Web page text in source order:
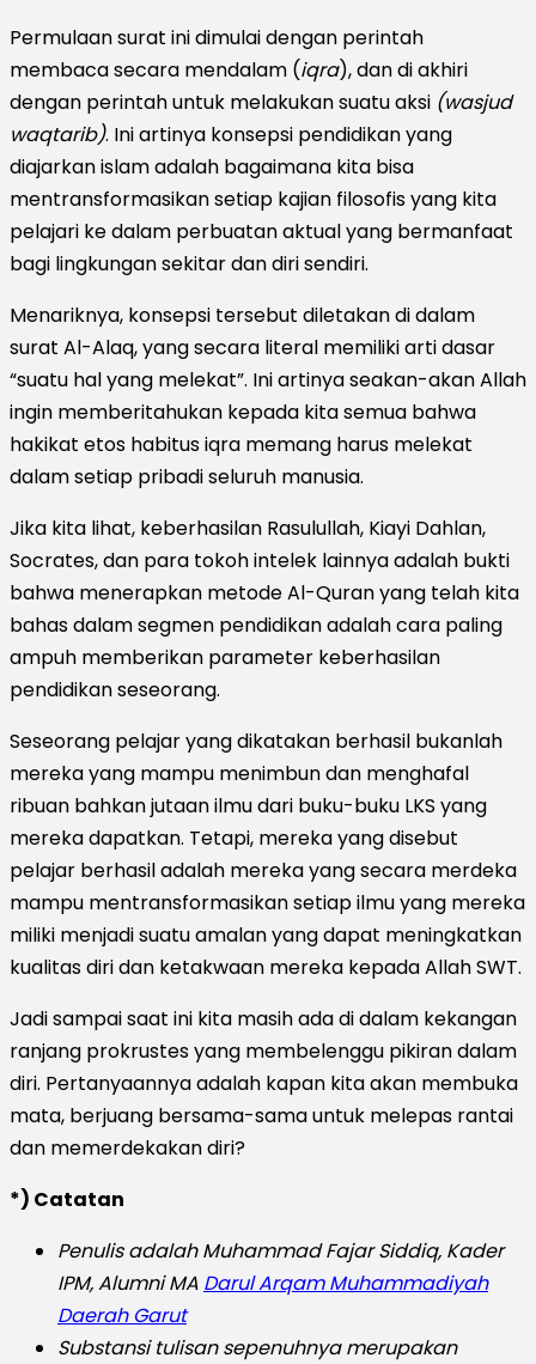
Permulaan surat ini dimulai dengan perintah
membaca secara mendalam (iqra), dan di akhiri
dengan perintah untuk melakukan suatu aksi (wasjud
waqtarib). Ini artinya konsepsi pendidikan yang
diajarkan islam adalah bagaimana kita bisa
mentransformasikan setiap kajian filosofis yang kita
pelajari ke dalam perbuatan aktual yang bermanfaat
bagi lingkungan sekitar dan diri sendiri.
Menariknya, konsepsi tersebut diletakan di dalam
surat Al-Alaq, yang secara literal memiliki arti dasar
“suatu hal yang melekat”. Ini artinya seakan-akan Allah
ingin memberitahukan kepada kita semua bahwa
hakikat etos habitus iqra memang harus melekat
dalam setiap pribadi seluruh manusia.
Jika kita lihat, keberhasilan Rasulullah, Kiayi Dahlan,
Socrates, dan para tokoh intelek lainnya adalah bukti
bahwa menerapkan metode Al-Quran yang telah kita
bahas dalam segmen pendidikan adalah cara paling
ampuh memberikan parameter keberhasilan
pendidikan seseorang.
Seseorang pelajar yang dikatakan berhasil bukanlah
mereka yang mampu menimbun dan menghafal
ribuan bahkan jutaan ilmu dari buku-buku LKS yang
mereka dapatkan. Tetapi, mereka yang disebut
pelajar berhasil adalah mereka yang secara merdeka
mampu mentransformasikan setiap ilmu yang mereka
miliki menjadi suatu amalan yang dapat meningkatkan
kualitas diri dan ketakwaan mereka kepada Allah SWT.
Jadi sampai saat ini kita masih ada di dalam kekangan
ranjang prokrustes yang membelenggu pikiran dalam
diri. Pertanyaannya adalah kapan kita akan membuka
mata, berjuang bersama-sama untuk melepas rantai
dan memerdekakan diri?
*) Catatan
Penulis adalahMuhammad Fajar Siddiq, Kader
IPM, Alumni MA Darul Arqam Muhammadiyah
Daerah Garut
Substansi tulisan sepenuhnya merupakan